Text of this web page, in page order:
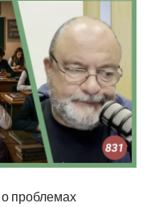
проблемах